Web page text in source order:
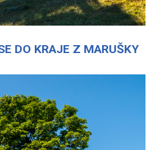
DO KRAJE Z MARUŠKY